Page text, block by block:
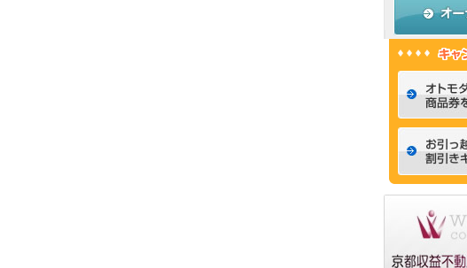
☆京都市
2015/05/31
な1ＬＤ
☆京都市
ゃれな
ション☆
☆京都市
な1ＬＤ